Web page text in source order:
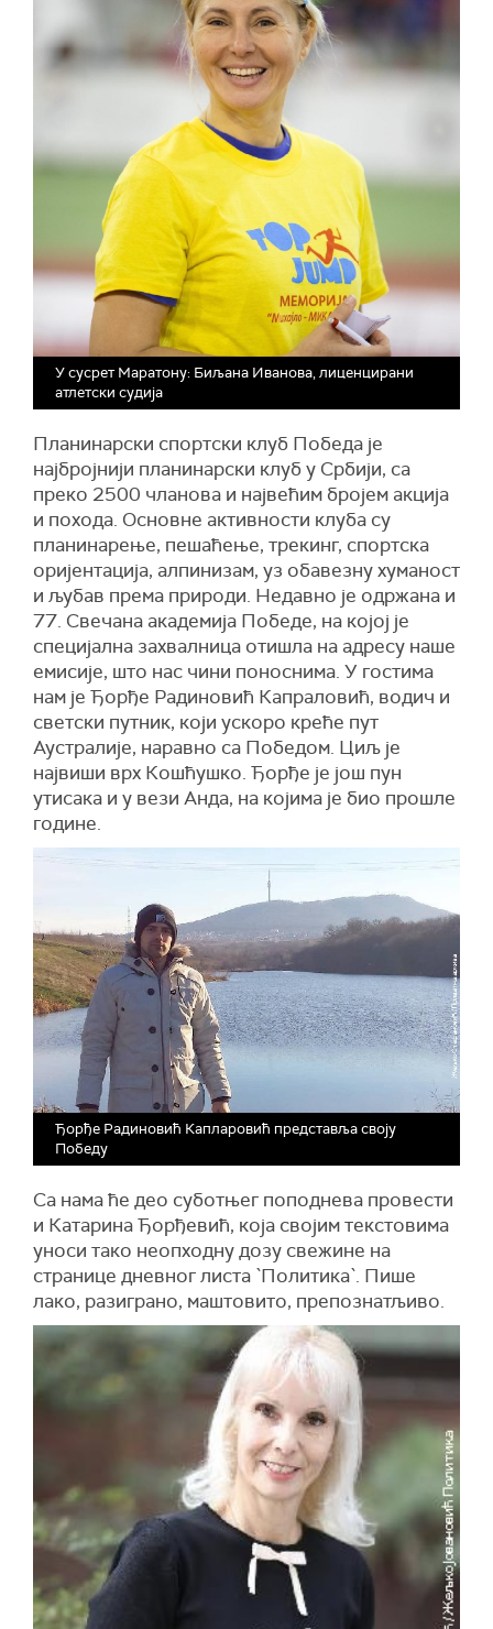
У сусрет Маратону: Биљана Иванова, лиценцирани
атлетски судија
Планинарски спортски клуб Победа је
најбројнији планинарски клуб у Србији, са
преко 2500 чланова и највећим бројем акција
и похода. Основне активности клуба су
планинарење, пешаћење, трекинг, спортска
оријентација, алпинизам, уз обавезну хуманост
и љубав према природи. Недавно је одржана и
77. Свечана академија Победе, на којој је
специјална захвалница отишла на адресу наше
емисије, што нас чини поноснима. У гостима
нам је Ђорђе Радиновић Капраловић, водич и
светски путник, који ускоро креће пут
Аустралије, наравно са Победом. Циљ је
највиши врх Кошћушко. Ђорђе је још пун
утисака и у вези Анда, на којима је био прошле
године.
Ђорђе Радиновић Капларовић представља своју
Победу
Са нама ће део суботњег поподнева провести
и Катарина Ђорђевић, која својим текстовима
уноси тако неопходну дозу свежине на
странице дневног листа `Политика`. Пише
лако, разиграно, маштовито, препознатљиво.